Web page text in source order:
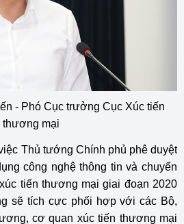
- Phó Cục trưởng Cục Xúc tiến
thương mại
Thủ tướng Chính phủ phê duyệt
công nghệ thông tin và chuyển
tiến thương mại giai đoạn 2020
sẽ tích cực phối hợp với các Bộ,
cơ quan xúc tiến thương mại